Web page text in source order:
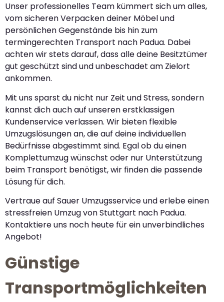
Unser professionelles Team kümmert sich um alles,
vom sicheren Verpacken deiner Möbel und
persönlichen Gegenstände bis hin zum
termingerechten Transport nach Padua. Dabei
achten wir stets darauf, dass alle deine Besitztümer
gut geschützt sind und unbeschadet am Zielort
ankommen.
Mit uns sparst du nicht nur Zeit und Stress, sondern
kannst dich auch auf unseren erstklassigen
Kundenservice verlassen. Wir bieten flexible
Umzugslösungen an, die auf deine individuellen
Bedürfnisse abgestimmt sind. Egal ob du einen
Komplettumzug wünschst oder nur Unterstützung
beim Transport benötigst, wir finden die passende
Lösung für dich.
Vertraue auf Sauer Umzugsservice und erlebe einen
stressfreien Umzug von Stuttgart nach Padua.
Kontaktiere uns noch heute für ein unverbindliches
Angebot!
Günstige
Transportmöglichkeiten